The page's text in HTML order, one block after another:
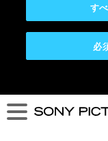
必
す